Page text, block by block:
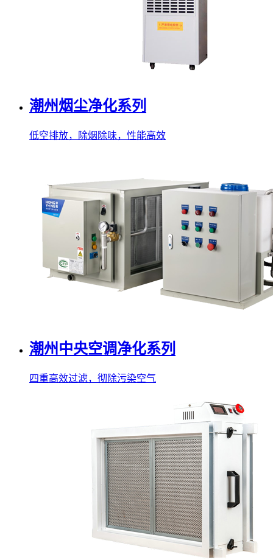
潮州烟尘净化系列
低空排放，除烟除味，性能高效
潮州中央空调净化系列
四重高效过滤，彻除污染空气